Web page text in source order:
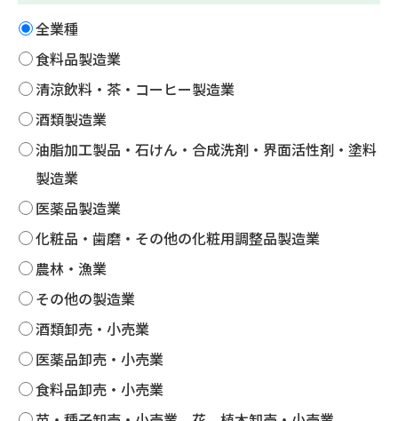
全業種
食料品製造業
清涼飲料・茶・コーヒー製造業
酒類製造業
油脂加工製品・石けん・合成洗剤・界面活性剤・塗料
製造業
医薬品製造業
化粧品・歯磨・その他の化粧用調整品製造業
農林・漁業
その他の製造業
酒類卸売・小売業
医薬品卸売・小売業
食料品卸売・小売業